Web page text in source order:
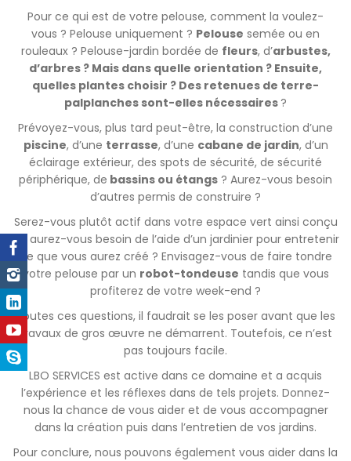
Pour ce qui est de votre pelouse, comment la voulez-
vous ? Pelouse uniquement ? Pelouse semée ou en
rouleaux ? Pelouse-jardin bordée de fleurs, d’arbustes,
d’arbres ? Mais dans quelle orientation ? Ensuite,
quelles plantes choisir ? Des retenues de terre-
palplanches sont-elles nécessaires ?
Prévoyez-vous, plus tard peut-être, la construction d’une
piscine, d’une terrasse, d’une cabane de jardin, d’un
éclairage extérieur, des spots de sécurité, de sécurité
périphérique, de bassins ou étangs ? Aurez-vous besoin
d’autres permis de construire ?
Serez-vous plutôt actif dans votre espace vert ainsi conçu
ou aurez-vous besoin de l’aide d’un jardinier pour entretenir
ce que vous aurez créé ? Envisagez-vous de faire tondre
votre pelouse par un robot-tondeuse tandis que vous
profiterez de votre week-end ?
Toutes ces questions, il faudrait se les poser avant que les
travaux de gros œuvre ne démarrent. Toutefois, ce n’est
pas toujours facile.
LBO SERVICES est active dans ce domaine et a acquis
l’expérience et les réflexes dans de tels projets. Donnez-
nous la chance de vous aider et de vous accompagner
dans la création puis dans l’entretien de vos jardins.
Pour conclure, nous pouvons également vous aider dans la